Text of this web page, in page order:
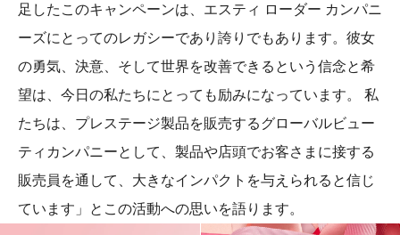
足したこのキャンペーンは、エスティ ローダー カンパニ
ーズにとってのレガシーであり誇りでもあります。彼女
の勇気、決意、そして世界を改善できるという信念と希
望は、今日の私たちにとっても励みになっています。 私
たちは、プレステージ製品を販売するグローバルビュー
ティカンパニーとして、製品や店頭でお客さまに接する
販売員を通して、大きなインパクトを与えられると信じ
ています」とこの活動への思いを語ります。